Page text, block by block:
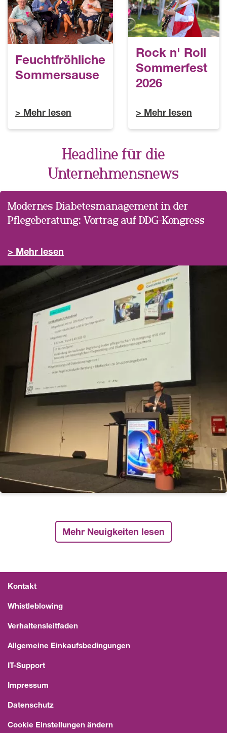
Feuchtfröhliche
Sommersause
Mehr lesen
Rock n' Roll
Sommerfest
2026
Mehr lesen
Headline für die
Unternehmensnews
Modernes Diabetesmanagement in der
Pflegeberatung: Vortrag auf DDG-Kongress
Mehr lesen
Mehr Neuigkeiten lesen
Kontakt
Whistleblowing
Verhaltensleitfaden
Allgemeine Einkaufsbedingungen
IT-Support
Impressum
Datenschutz
Cookie Einstellungen ändern